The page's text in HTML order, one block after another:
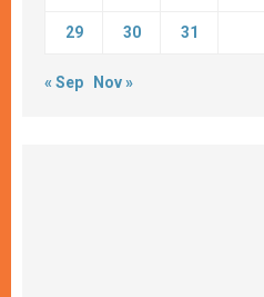
29 30 31
« Sep Nov »